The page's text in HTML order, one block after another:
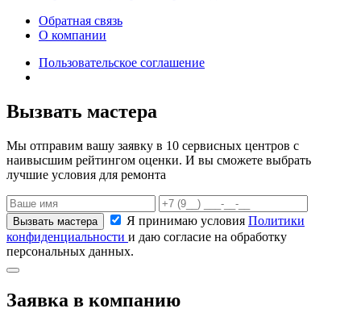
Обратная связь
О компании
Пользовательское соглашение
Вызвать мастера
Мы отправим вашу заявку в 10 сервисных центров с
наивысшим рейтингом оценки. И вы сможете выбрать
лучшие условия для ремонта
Я принимаю условия Политики
конфиденциальности и даю согласие на обработку
персональных данных.
Заявка в компанию